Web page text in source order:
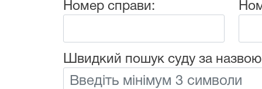
Номер справи:
Швидкий пошук суду за